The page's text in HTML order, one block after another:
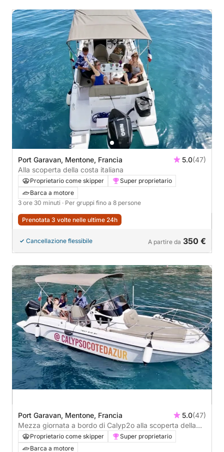
Port Garavan, Mentone, Francia 5.0(47)
Alla scoperta della costa italiana
Proprietario come skipper
Super proprietario
Barca a motore
3 ore 30 minuti · Per gruppi fino a 8 persone
Prenotata 3 volte nelle ultime 24h
Cancellazione flessibile A partire da 350 €
Port Garavan, Mentone, Francia 5.0(47)
Mezza giornata a bordo di Calyp2o alla scoperta della
Costa Azzurra
Proprietario come skipper
Super proprietario
Barca a motore